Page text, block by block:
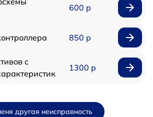
600 р
850 р
с
1300 р
другая неисправность